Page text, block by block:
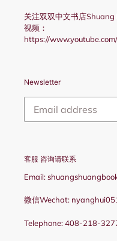
关注双双中文书店
视频：
https://
Newsletter
客服 咨询请联系
Email:
微信Wechat:
Telephone: 408-218-